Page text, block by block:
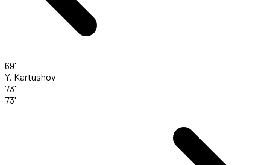
69'
Y. Kartushov
73'
73'